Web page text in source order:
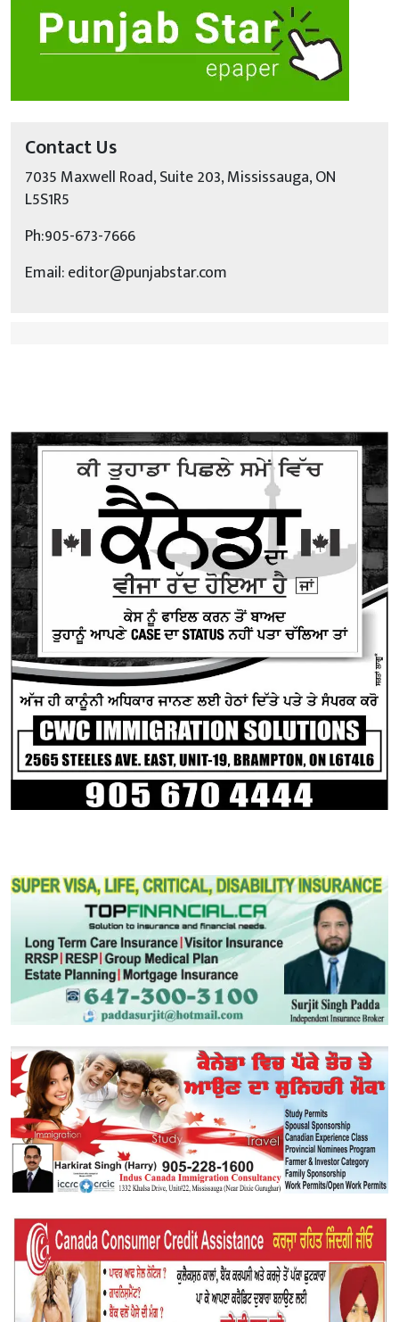
Contact Us
7035 Maxwell Road, Suite 203, Mississauga, ON
L5S1R5
Ph:905-673-7666
Email: editor@punjabstar.com